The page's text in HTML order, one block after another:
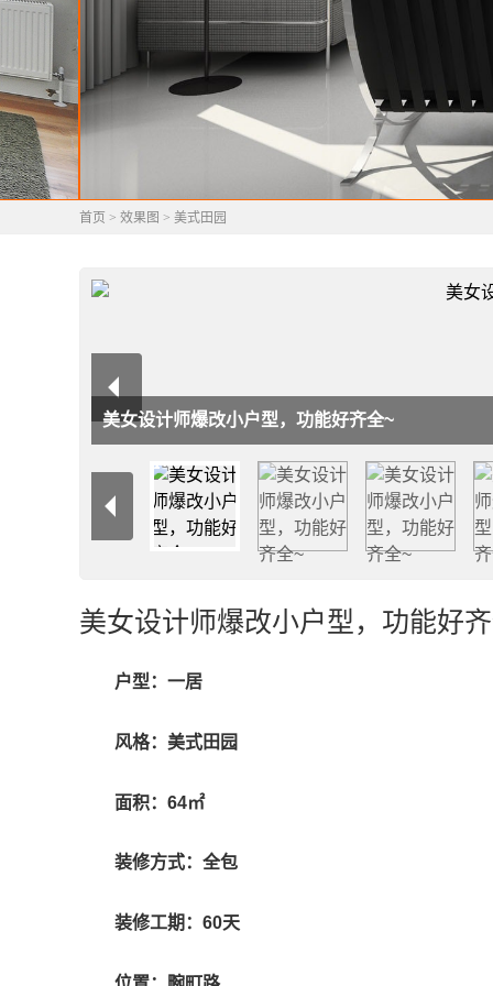
首页 > 效果图 > 美式田园
美女设计师爆改小户型，功能好齐全~
美女设计师爆改小户型，功能好
户型：一居
风格：美式田园
面积：64㎡
装修方式：全包
装修工期：60天